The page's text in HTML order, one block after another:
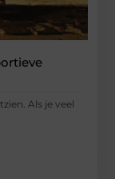
Als je veel